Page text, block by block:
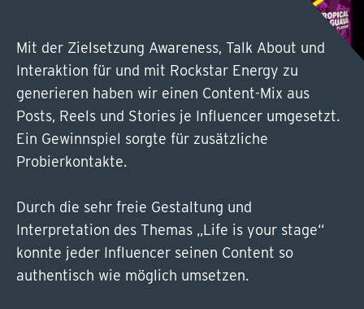
Mit der Zielsetzung Awareness, Talk About und
Interaktion für und mit Rockstar Energy zu
generieren haben wir einen Content-Mix aus
Posts, Reels und Stories je Influencer umgesetzt.
Ein Gewinnspiel sorgte für zusätzliche
Probierkontakte.
Durch die sehr freie Gestaltung und
Interpretation des Themas „Life is your stage“
konnte jeder Influencer seinen Content so
authentisch wie möglich umsetzen.